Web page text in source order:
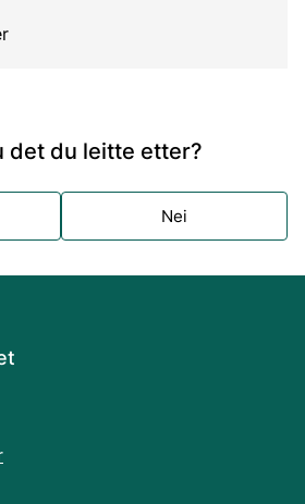
det du leitte etter?
Nei